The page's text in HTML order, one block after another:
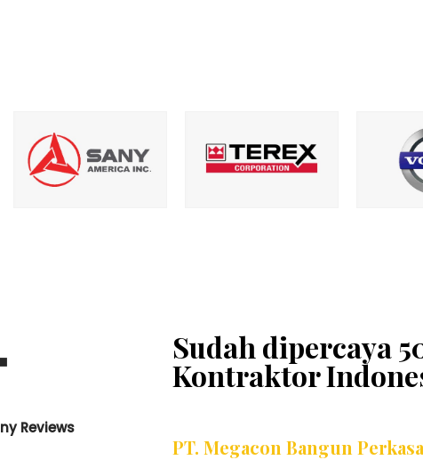
Reviews
Sudah dipercaya
Kontraktor
PT. Megacon Bangun Perkasa